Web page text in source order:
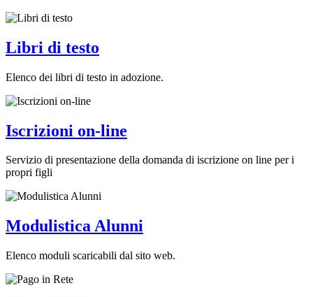
Libri di testo
Elenco dei libri di testo in adozione.
Iscrizioni on-line
Servizio di presentazione della domanda di iscrizione on line per i
propri figli
Modulistica Alunni
Elenco moduli scaricabili dal sito web.